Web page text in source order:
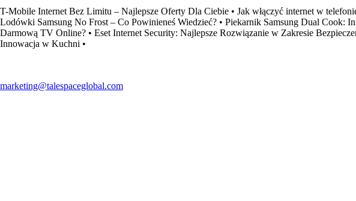
T-Mobile Internet Bez Limitu – Najlepsze Oferty Dla Ciebie • Jak włączyć internet w
Lodówki Samsung No Frost – Co Powinieneś Wiedzieć? • Piekarnik Samsung Dual Cook:
Darmową TV Online? • Eset Internet Security: Najlepsze Rozwiązanie w Zakresie
Innowacja w Kuchni •
marketing@talespaceglobal.com